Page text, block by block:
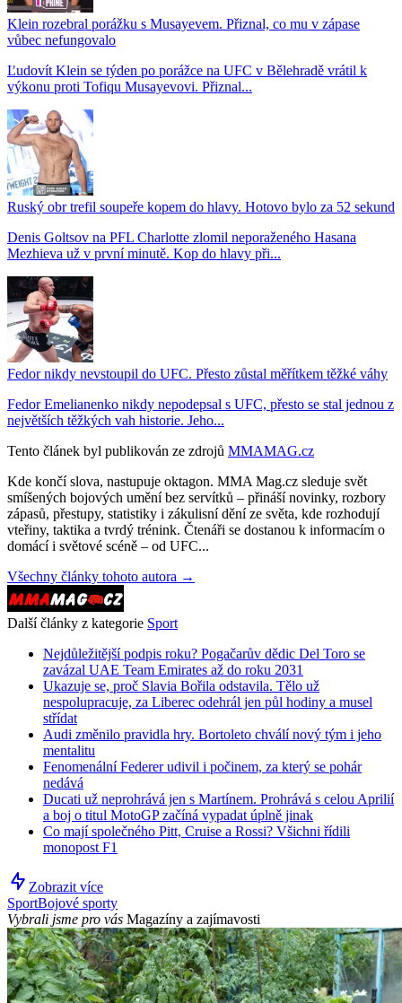
Klein rozebral porážku s Musayevem. Přiznal, co mu v zápase
vůbec nefungovalo
Ľudovít Klein se týden po porážce na UFC v Bělehradě vrátil k
výkonu proti Tofiqu Musayevovi. Přiznal...
Ruský obr trefil soupeře kopem do hlavy. Hotovo bylo za 52 sekund
Denis Goltsov na PFL Charlotte zlomil neporaženého Hasana
Mezhieva už v první minutě. Kop do hlavy při...
Fedor nikdy nevstoupil do UFC. Přesto zůstal měřítkem těžké váhy
Fedor Emelianenko nikdy nepodepsal s UFC, přesto se stal jednou z
největších těžkých vah historie. Jeho...
Tento článek byl publikován ze zdrojů MMAMAG.cz
Kde končí slova, nastupuje oktagon. MMA Mag.cz sleduje svět
smíšených bojových umění bez servítků – přináší novinky, rozbory
zápasů, přestupy, statistiky i zákulisní dění ze světa, kde rozhodují
vteřiny, taktika a tvrdý trénink. Čtenáři se dostanou k informacím o
domácí i světové scéně – od UFC...
Všechny články tohoto autora →
Další články z kategorie Sport
Nejdůležitější podpis roku? Pogačarův dědic Del Toro se
zavázal UAE Team Emirates až do roku 2031
Ukazuje se, proč Slavia Bořila odstavila. Tělo už
nespolupracuje, za Liberec odehrál jen půl hodiny a musel
střídat
Audi změnilo pravidla hry. Bortoleto chválí nový tým i jeho
mentalitu
Fenomenální Federer udivil i počinem, za který se pohár
nedává
Ducati už neprohrává jen s Martínem. Prohrává s celou Aprilií
a boj o titul MotoGP začíná vypadat úplně jinak
Co mají společného Pitt, Cruise a Rossi? Všichni řídili
monopost F1
Zobrazit více
SportBojové sporty
Vybrali jsme pro vás Magazíny a zajímavosti